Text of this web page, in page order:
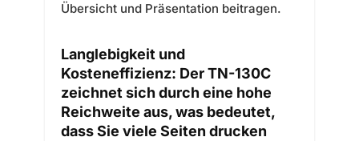
Übersicht und Präsentation beitragen.
Langlebigkeit und
Kosteneffizienz: Der TN-130C
zeichnet sich durch eine hohe
Reichweite aus, was bedeutet,
dass Sie viele Seiten drucken